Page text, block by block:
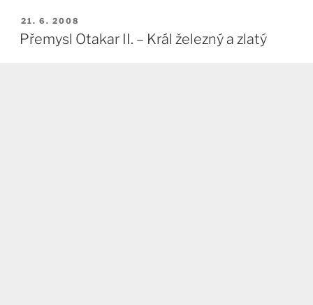
PUBLIKOVÁNO
21. 6. 2008
Přemysl Otakar II. – Král železný a zlatý